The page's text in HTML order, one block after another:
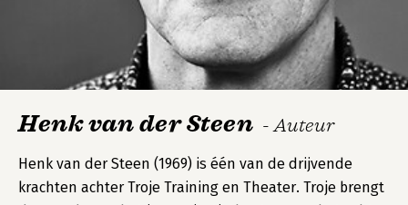
Henk van der Steen - Auteur
Henk van der Steen (1969) is één van de drijvende
krachten achter Troje Training en Theater. Troje brengt